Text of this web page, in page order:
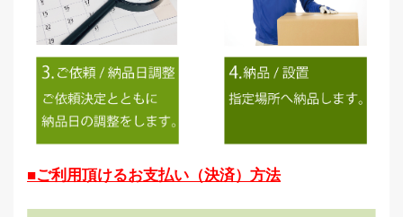
■ご利用頂けるお支払い（決済）方法